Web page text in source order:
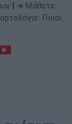
➔ Μάθετε
Ποιοι